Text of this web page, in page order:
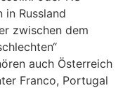
Russland
zwischen dem
auch Österreich
Franco, Portugal